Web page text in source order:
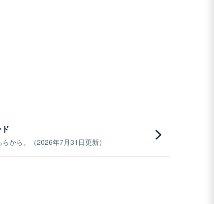
から。（2026年7月31日更新）